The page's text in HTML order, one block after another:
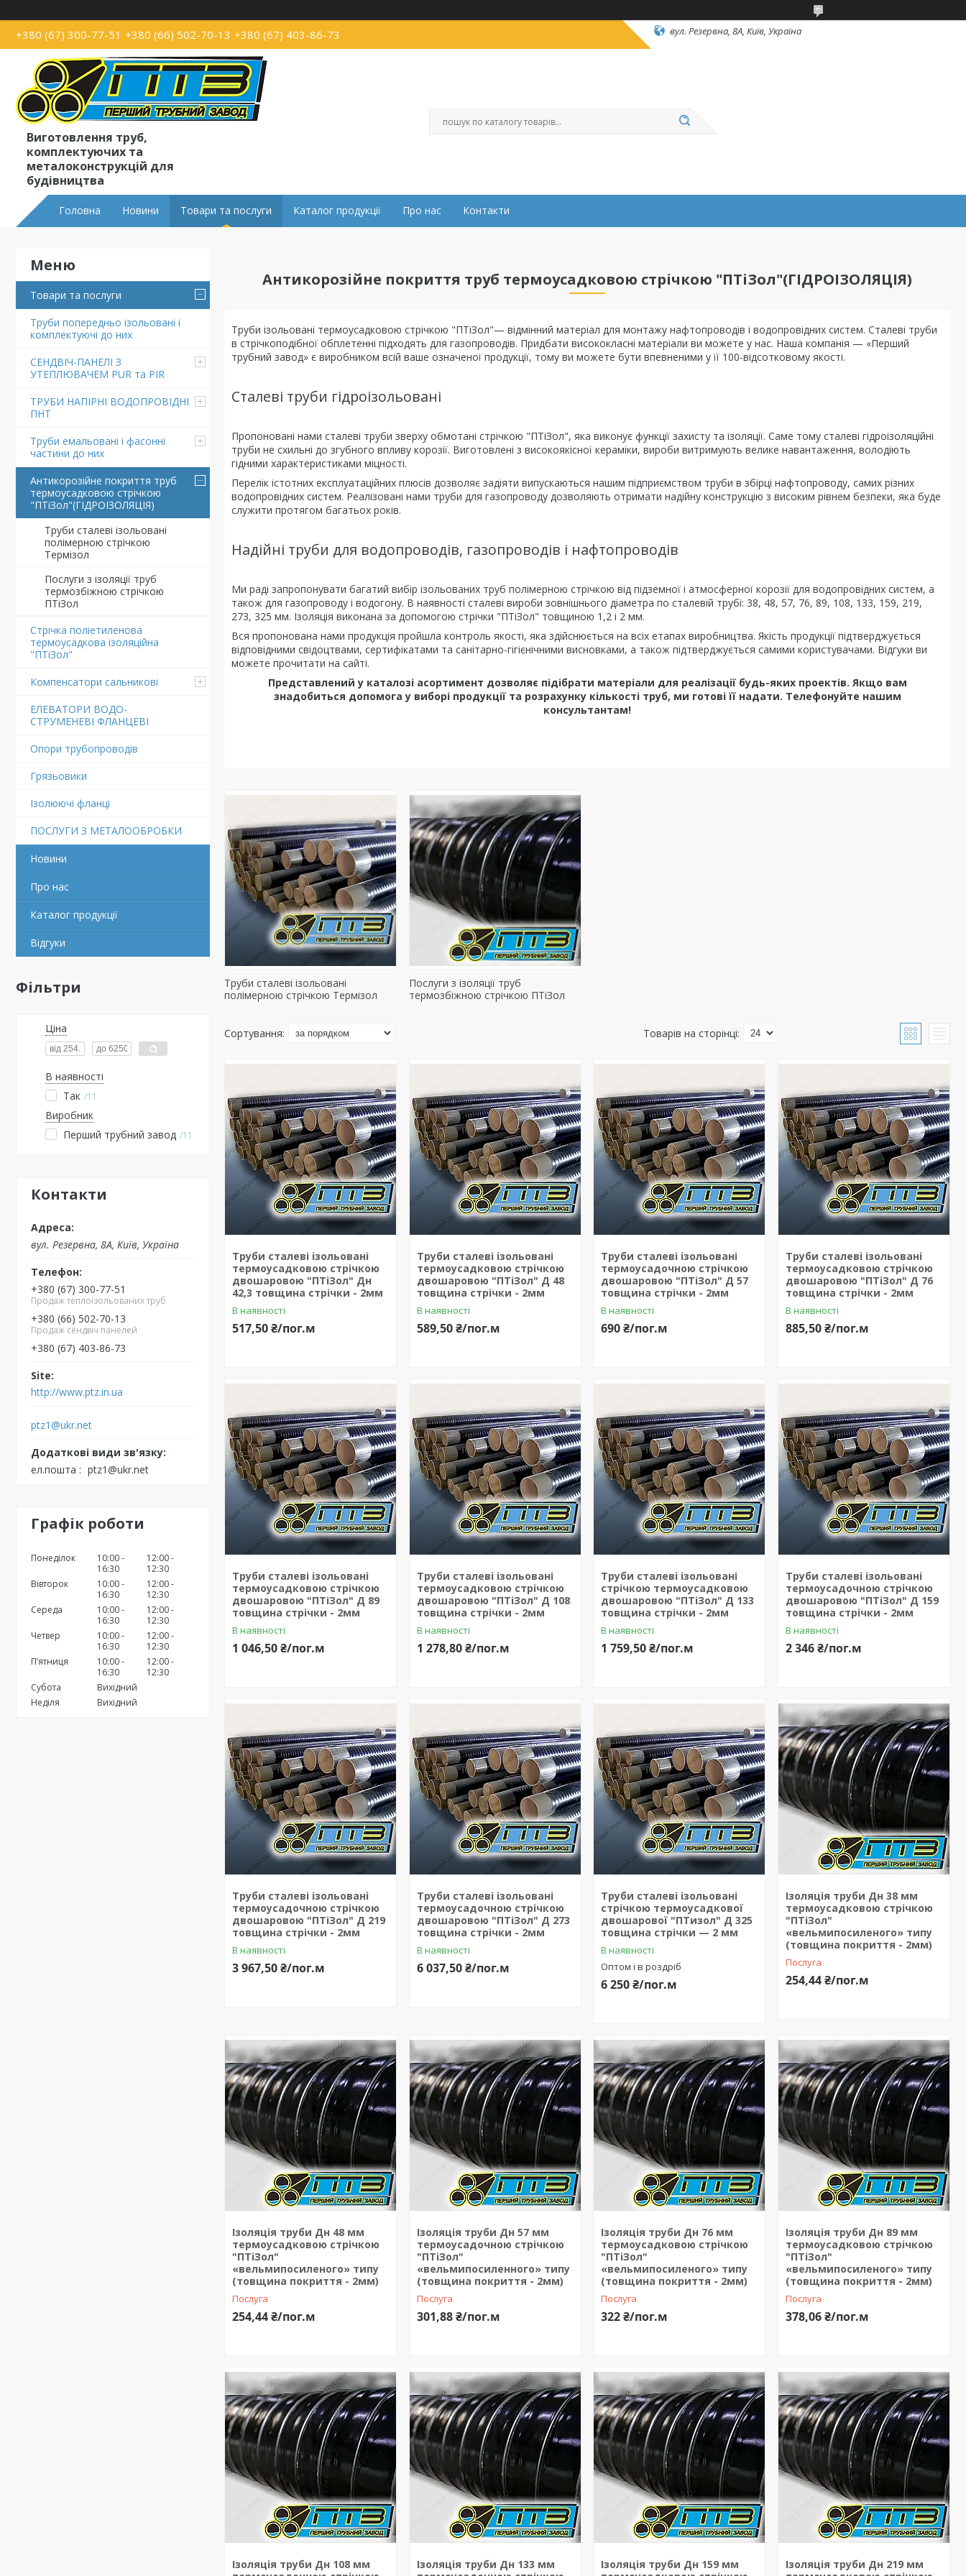
+380 (67) 300-77-51 +380 (66) 502-70-13 +380 (67) 403-86-73 вул. Резервна, 8А, Київ, Україна
Виготовлення труб,
комплектуючих та
металоконструкцій для
будівництва
Головна Новини Товари та послуги Каталог продукції Про нас Контакти
Товари та послуги
Труби попередньо ізольовані і
комплектуючі до них
СЕНДВІЧ-ПАНЕЛІ З
УТЕПЛЮВАЧЕМ PUR та PIR
ТРУБИ НАПІРНІ ВОДОПРОВІДНІ
ПНТ
Труби емальовані і фасонні
частини до них
Антикорозійне покриття труб
термоусадковою стрічкою
"ПТіЗол"(ГІДРОІЗОЛЯЦІЯ)
Труби сталеві ізольовані
полімерною стрічкою
Термізол
Послуги з ізоляції труб
термозбіжною стрічкою
ПТіЗол
Стрічка поліетиленова
термоусадкова ізоляційна
"ПТіЗол"
Компенсатори сальникові
ЕЛЕВАТОРИ ВОДО-
СТРУМЕНЕВІ ФЛАНЦЕВІ
Опори трубопроводів
Грязьовики
Ізолюючі фланці
ПОСЛУГИ З МЕТАЛООБРОБКИ
Новини
Про нас
Каталог продукції
Відгуки
Фільтри
Ціна
В наявності
Так 11
Виробник
Перший трубний завод 11
Контакти
вул. Резервна, 8А, Київ, Україна
+380 (67) 300-77-51
Продаж теплоізольованих труб
+380 (66) 502-70-13
Продаж сендвіч панелей
+380 (67) 403-86-73
http://www.ptz.in.ua
ptz1@ukr.net
ел.пошта ptz1@ukr.net
Графік роботи
Понеділок
10:00
16:30
12:00
12:30
Вівторок
10:00
16:30
12:00
12:30
Середа
10:00
16:30
12:00
12:30
Четвер
10:00
16:30
12:00
12:30
Пʼятниця
10:00
16:30
12:00
12:30
Субота
Вихідний
Неділя
Вихідний
Антикорозійне покриття труб термоусадковою стрічкою "ПТіЗол"(ГІДРОІЗОЛЯЦІЯ)
Труби ізольовані термоусадковою стрічкою "ПТіЗол"— відмінний матеріал для монтажу нафтопроводів і водопровідних систем. Сталеві труби
в стрічкоподібної обплетенні підходять для газопроводів. Придбати висококласні матеріали ви можете у нас. Наша компанія — «Перший
трубний завод» є виробником всій ваше означеної продукції, тому ви можете бути впевненими у її 100-відсотковому якості.
Сталеві труби гідроізольовані
Пропоновані нами сталеві труби зверху обмотані стрічкою "ПТіЗол", яка виконує функції захисту та ізоляції. Саме тому сталеві гідроізоляційні
труби не схильні до згубного впливу корозії. Виготовлені з високоякісної кераміки, вироби витримують велике навантаження, володіють
гідними характеристиками міцності.
Перелік істотних експлуатаційних плюсів дозволяє задіяти випускаються нашим підприємством труби в збірці нафтопроводу, самих різних
водопровідних систем. Реалізовані нами труби для газопроводу дозволяють отримати надійну конструкцію з високим рівнем безпеки, яка буде
служити протягом багатьох років.
Надійні труби для водопроводів, газопроводів і нафтопроводів
Ми раді запропонувати багатий вибір ізольованих труб полімерною стрічкою від підземної і атмосферної корозії для водопровідних систем, а
також для газопроводу і водогону. В наявності сталеві вироби зовнішнього діаметра по сталевій трубі: 38, 48, 57, 76, 89, 108, 133, 159, 219,
273, 325 мм. Ізоляція виконана за допомогою стрічки "ПТіЗол" товщиною 1,2 і 2 мм.
Вся пропонована нами продукція пройшла контроль якості, яка здійснюється на всіх етапах виробництва. Якість продукції підтверджується
відповідними свідоцтвами, сертифікатами та санітарно-гігієнічними висновками, а також підтверджується самими користувачами. Відгуки ви
можете прочитати на сайті.
Представлений у каталозі асортимент дозволяє підібрати матеріали для реалізації будь-яких проектів. Якщо вам
знадобиться допомога у виборі продукції та розрахунку кількості труб, ми готові її надати. Телефонуйте нашим
консультантам!
Труби сталеві ізольовані
полімерною стрічкою Термізол
Послуги з ізоляції труб
термозбіжною стрічкою ПТіЗол
Труби сталеві ізольовані
термоусадковою стрічкою
двошаровою "ПТіЗол" Дн
42,3 товщина стрічки - 2мм
В наявності
517,50 ₴/пог.м
Труби сталеві ізольовані
термоусадковою стрічкою
двошаровою "ПТіЗол" Д 48
товщина стрічки - 2мм
В наявності
589,50 ₴/пог.м
Труби сталеві ізольовані
термоусадочною стрічкою
двошаровою "ПТіЗол" Д 57
товщина стрічки - 2мм
В наявності
690 ₴/пог.м
Труби сталеві ізольовані
термоусадковою стрічкою
двошаровою "ПТіЗол" Д 76
товщина стрічки - 2мм
В наявності
885,50 ₴/пог.м
Труби сталеві ізольовані
термоусадковою стрічкою
двошаровою "ПТіЗол" Д 89
товщина стрічки - 2мм
В наявності
1 046,50 ₴/пог.м
Труби сталеві ізольовані
термоусадковою стрічкою
двошаровою "ПТіЗол" Д 108
товщина стрічки - 2мм
В наявності
1 278,80 ₴/пог.м
Труби сталеві ізольовані
стрічкою термоусадковою
двошаровою "ПТіЗол" Д 133
товщина стрічки - 2мм
В наявності
1 759,50 ₴/пог.м
Труби сталеві ізольовані
термоусадочною стрічкою
двошаровою "ПТіЗол" Д 159
товщина стрічки - 2мм
В наявності
2 346 ₴/пог.м
Труби сталеві ізольовані
термоусадочною стрічкою
двошаровою "ПТіЗол" Д 219
товщина стрічки - 2мм
В наявності
3 967,50 ₴/пог.м
Труби сталеві ізольовані
термоусадочною стрічкою
двошаровою "ПТіЗол" Д 273
товщина стрічки - 2мм
В наявності
6 037,50 ₴/пог.м
Труби сталеві ізольовані
стрічкою термоусадкової
двошарової "ПТизол" Д 325
товщина стрічки — 2 мм
В наявності
Оптом і в роздріб
6 250 ₴/пог.м
Ізоляція труби Дн 38 мм
термоусадковою стрічкою
"ПТіЗол"
«вельмипосиленого» типу
(товщина покриття - 2мм)
Послуга
254,44 ₴/пог.м
Ізоляція труби Дн 48 мм
термоусадковою стрічкою
"ПТіЗол"
«вельмипосиленого» типу
(товщина покриття - 2мм)
Послуга
254,44 ₴/пог.м
Ізоляція труби Дн 57 мм
термоусадочною стрічкою
"ПТіЗол"
«вельмипосиленного» типу
(товщина покриття - 2мм)
Послуга
301,88 ₴/пог.м
Ізоляція труби Дн 76 мм
термоусадковою стрічкою
"ПТіЗол"
«вельмипосиленого» типу
(товщина покриття - 2мм)
Послуга
322 ₴/пог.м
Ізоляція труби Дн 89 мм
термоусадковою стрічкою
"ПТіЗол"
«вельмипосиленого» типу
(товщина покриття - 2мм)
Послуга
378,06 ₴/пог.м
Ізоляція труби Дн 108 мм
Ізоляція труби Дн 133 мм
Ізоляція труби Дн 159 мм
Ізоляція труби Дн 219 мм